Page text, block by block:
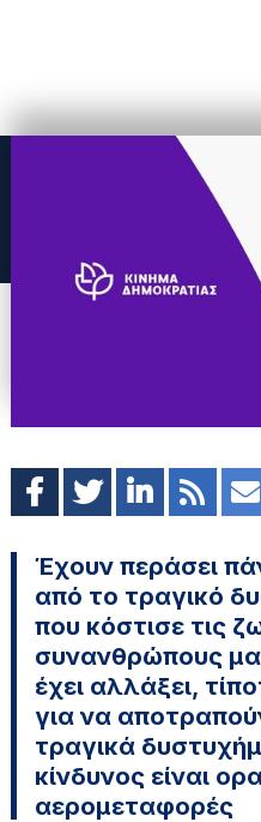
Έχουν περάσει
από το τραγικό
που κόστισε τις
συνανθρώπους
έχει αλλάξει,
για να
τραγικά
κίνδυνος είναι
αερομεταφορές